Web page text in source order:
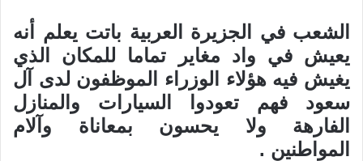
الشعب في الجزيرة العربية باتت يعلم أنه
يعيش في واد مغاير تماما للمكان الذي
يغيش فيه هؤلاء الوزراء الموظفون لدى آل
سعود فهم تعودوا السيارات والمنازل
الفارهة ولا يحسون بمعاناة وآلام
المواطنين .